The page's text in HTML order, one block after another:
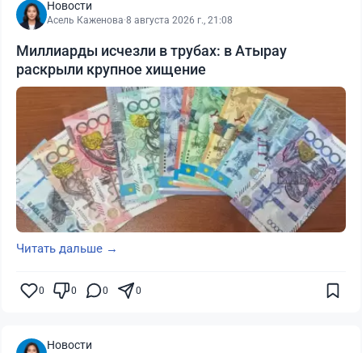
Новости
Асель Каженова·8 августа 2026 г., 21:08
Миллиарды исчезли в трубах: в Атырау
раскрыли крупное хищение
Читать дальше →
0 0 0 0
Новости